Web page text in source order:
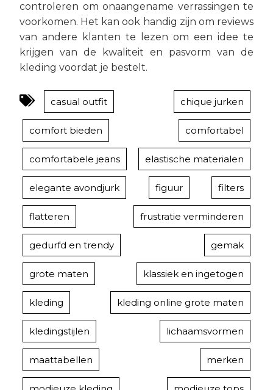
controleren om onaangename verrassingen te
voorkomen. Het kan ook handig zijn om reviews
van andere klanten te lezen om een idee te
krijgen van de kwaliteit en pasvorm van de
kleding voordat je bestelt.
casual outfit chique jurken
comfort bieden comfortabel
comfortabele jeans elastische materialen
elegante avondjurk figuur filters
flatteren frustratie verminderen
gedurfd en trendy gemak
grote maten klassiek en ingetogen
kleding kleding online grote maten
kledingstijlen lichaamsvormen
maattabellen merken